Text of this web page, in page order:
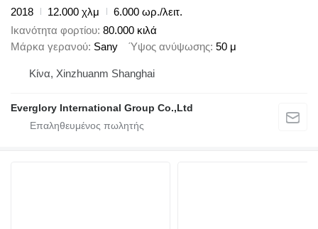
2018
12.000 χλμ
6.000 ωρ./λειτ.
Ικανότητα φορτίου 80.000 κιλά
Μάρκα γερανού Sany Ύψος ανύψωσης 50 μ
Κίνα, Xinzhuanm Shanghai
Everglory International Group Co.,Ltd